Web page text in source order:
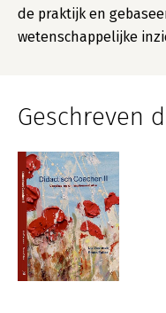
de praktijk en
wetenschappelijke
Geschreven